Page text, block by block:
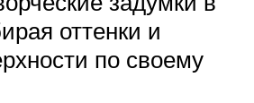
оттенки и
по своему